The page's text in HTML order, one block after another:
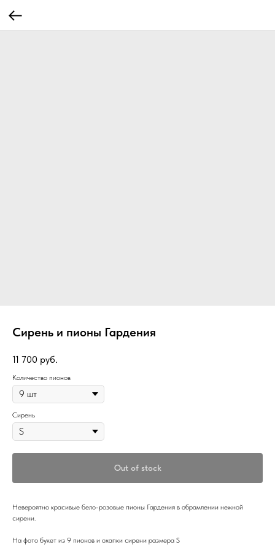
Сирень и пионы Гардения
11 700 руб.
Количество пионов
Сирень
Out of stock
Невероятно красивые бело-розовые пионы Гардения в обрамлении нежной
сирени.
На фото букет из 9 пионов и охапки сирени размера S